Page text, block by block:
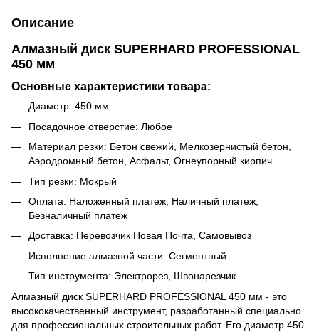
Описание
Алмазный диск SUPERHARD PROFESSIONAL
450 мм
Основные характеристики товара:
Диаметр: 450 мм
Посадочное отверстие: Любое
Материал резки: Бетон свежий, Мелкозернистый бетон,
Аэродромный бетон, Асфальт, Огнеупорный кирпич
Тип резки: Мокрый
Оплата: Наложенный платеж, Наличный платеж,
Безналичный платеж
Доставка: Перевозчик Новая Почта, Самовывоз
Исполнение алмазной части: Сегментный
Тип инструмента: Электрорез, Швонарезчик
Алмазный диск SUPERHARD PROFESSIONAL 450 мм - это
высококачественный инструмент, разработанный специально
для профессиональных строительных работ. Его диаметр 450